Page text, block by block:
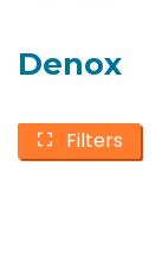
Denox
Filters